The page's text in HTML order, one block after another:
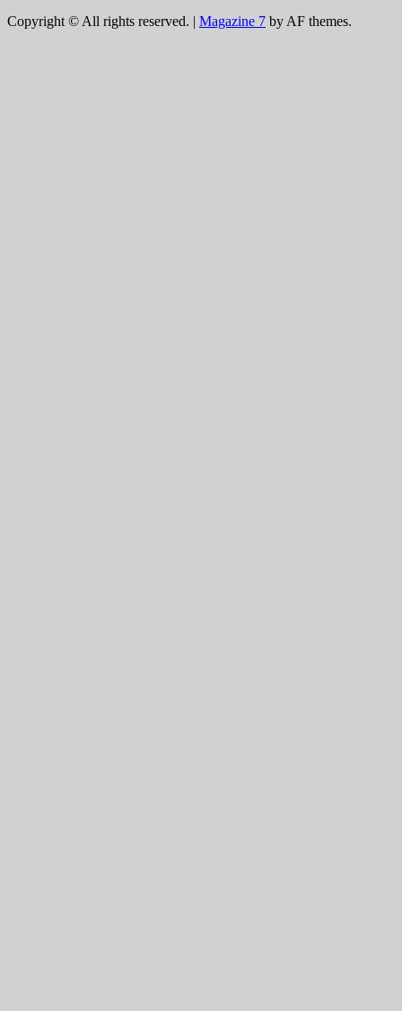
Copyright © All rights reserved. | Magazine 7 by AF themes.